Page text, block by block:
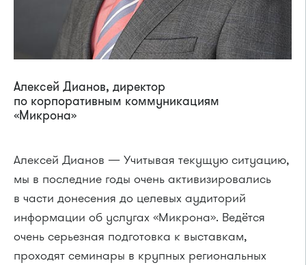
Алексей Дианов, директор
по корпоративным коммуникациям
«Микрона»
Алексей Дианов — Учитывая текущую ситуацию,
мы в последние годы очень активизировались
в части донесения до целевых аудиторий
информации об услугах «Микрона». Ведётся
очень серьезная подготовка к выставкам,
проходят семинары в крупных региональных